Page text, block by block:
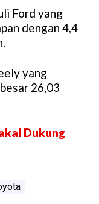
Ford yang
dengan 4,4
yang
26,03
Dukung